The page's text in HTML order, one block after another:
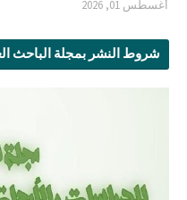
أغسطس 01, 2026
شروط النشر بمجلة الباحث